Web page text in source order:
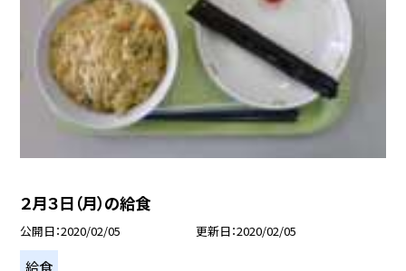
２月３日（月）の給食
公開日 2020/02/05 更新日 2020/02/05
給食